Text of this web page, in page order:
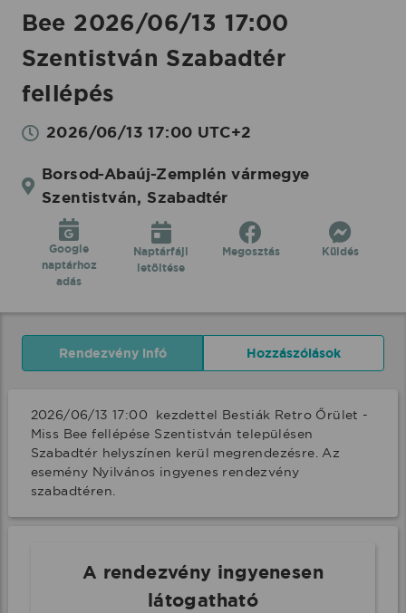
Bee 2026/06/13 17:00
Szentistván Szabadtér
fellépés
2026/06/13 17:00 UTC+2
Borsod-Abaúj-Zemplén vármegye
Szentistván, Szabadtér
Google
naptárhoz
adás
Naptárfájl
letöltése
Megosztás Küldés
Rendezvény infó Hozzászólások
2026/06/13 17:00  kezdettel Bestiák Retro Őrület -
Miss Bee fellépése Szentistván településen
Szabadtér helyszínen kerül megrendezésre. Az
esemény Nyilvános ingyenes rendezvény
szabadtéren.
A rendezvény ingyenesen
látogatható